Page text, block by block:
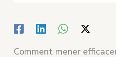
Comment mener